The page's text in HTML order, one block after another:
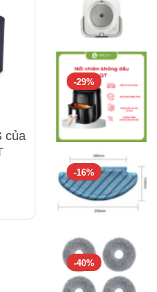
của
-29%
-16%
-40%